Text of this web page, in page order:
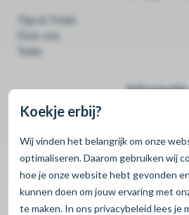
Koekje erbij?
Wij vinden het belangrijk om onze
optimaliseren. Daarom gebruiken wij
hoe je onze website hebt gevonden
kunnen doen om jouw ervaring met
te maken. In ons privacybeleid lees je
Tips & Tricks
Over ons
Team
Informatie
Contact
Privacybeleid
Retour & Garantie
Verzending & Levertijd
Aanmelden als nieuwe klant